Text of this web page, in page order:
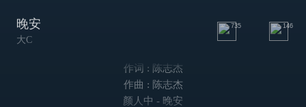
晚安
大C
735 146
作词 : 陈志杰
作曲 : 陈志杰
颜人中 - 晚安